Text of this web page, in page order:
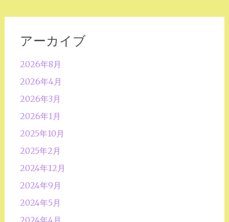
アーカイブ
2026年8月
2026年4月
2026年3月
2026年1月
2025年10月
2025年2月
2024年12月
2024年9月
2024年5月
2024年4月